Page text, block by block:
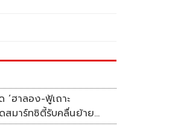
‘ฮาลอง-ฟู้เถาะ
สมาร์ทซิตี้รับคลื่นย้าย